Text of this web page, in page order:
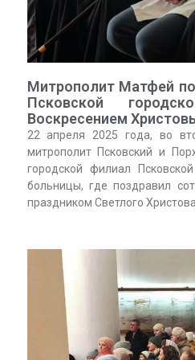
Митрополит Матфей
Псковской
Воскресением
22 апреля 2025 года, во
митрополит Псковский и
городской филиал
больницы, где поздравил
праздником Светлого